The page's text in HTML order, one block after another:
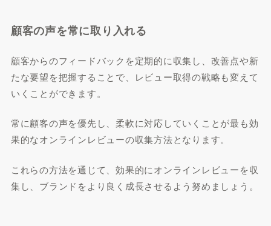
顧客の声を常に取り入れる
顧客からのフィードバックを定期的に収集し、改善点や新
たな要望を把握することで、レビュー取得の戦略も変えて
いくことができます。
常に顧客の声を優先し、柔軟に対応していくことが最も効
果的なオンラインレビューの収集方法となります。
これらの方法を通じて、効果的にオンラインレビューを収
集し、ブランドをより良く成長させるよう努めましょう。